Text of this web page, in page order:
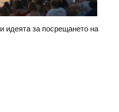
идеята за посрещането на